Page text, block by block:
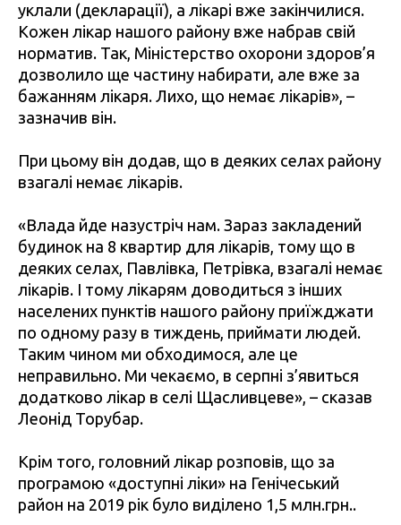
уклали (декларації), а лікарі вже закінчилися.
Кожен лікар нашого району вже набрав свій
норматив. Так, Міністерство охорони здоров’я
дозволило ще частину набирати, але вже за
бажанням лікаря. Лихо, що немає лікарів», –
зазначив він.
При цьому він додав, що в деяких селах району
взагалі немає лікарів.
«Влада йде назустріч нам. Зараз закладений
будинок на 8 квартир для лікарів, тому що в
деяких селах, Павлівка, Петрівка, взагалі немає
лікарів. І тому лікарям доводиться з інших
населених пунктів нашого району приїжджати
по одному разу в тиждень, приймати людей.
Таким чином ми обходимося, але це
неправильно. Ми чекаємо, в серпні з’явиться
додатково лікар в селі Щасливцеве», – сказав
Леонід Торубар.
Крім того, головний лікар розповів, що за
програмою «доступні ліки» на Генічеський
район на 2019 рік було виділено 1,5 млн.грн..